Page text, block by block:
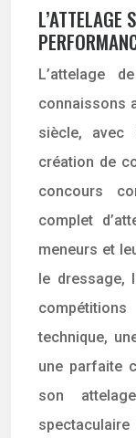
L’ATTELAGE
L’attelage
connaissons
siècle,
création de
concours
complet
meneurs et
le dressage,
technique,
une parfaite
son